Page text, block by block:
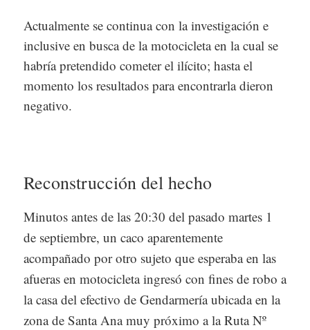
Actualmente se continua con la investigación e
inclusive en busca de la motocicleta en la cual se
habría pretendido cometer el ilícito; hasta el
momento los resultados para encontrarla dieron
negativo.
Reconstrucción del hecho
Minutos antes de las 20:30 del pasado martes 1
de septiembre, un caco aparentemente
acompañado por otro sujeto que esperaba en las
afueras en motocicleta ingresó con fines de robo a
la casa del efectivo de Gendarmería ubicada en la
zona de Santa Ana muy próximo a la Ruta Nº